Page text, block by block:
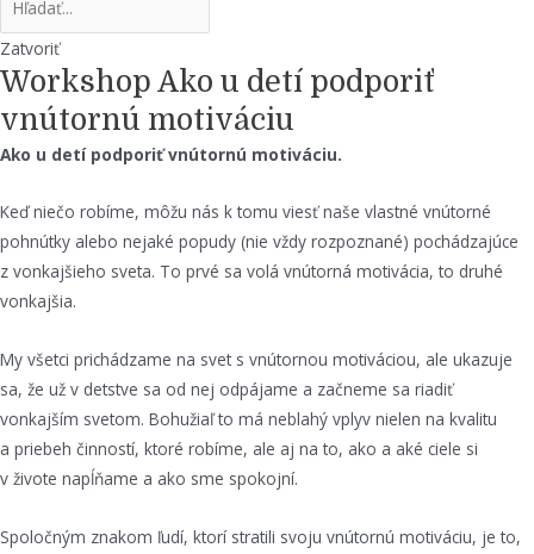
Zatvoriť
Workshop Ako u detí podporiť
vnútornú motiváciu
Ako u detí podporiť vnútornú motiváciu.
Keď niečo robíme, môžu nás k tomu viesť naše vlastné vnútorné
pohnútky alebo nejaké popudy (nie vždy rozpoznané) pochádzajúce
z vonkajšieho sveta. To prvé sa volá vnútorná motivácia, to druhé
vonkajšia.
My všetci prichádzame na svet s vnútornou motiváciou, ale ukazuje
sa, že už v detstve sa od nej odpájame a začneme sa riadiť
vonkajším svetom. Bohužiaľ to má neblahý vplyv nielen na kvalitu
a priebeh činností, ktoré robíme, ale aj na to, ako a aké ciele si
v živote napĺňame a ako sme spokojní.
Spoločným znakom ľudí, ktorí stratili svoju vnútornú motiváciu, je to,